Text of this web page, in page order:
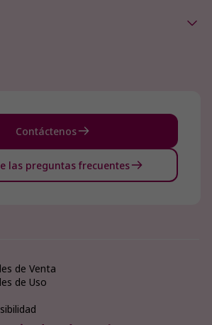
Contáctenos
las preguntas frecuentes
de Venta
de Uso